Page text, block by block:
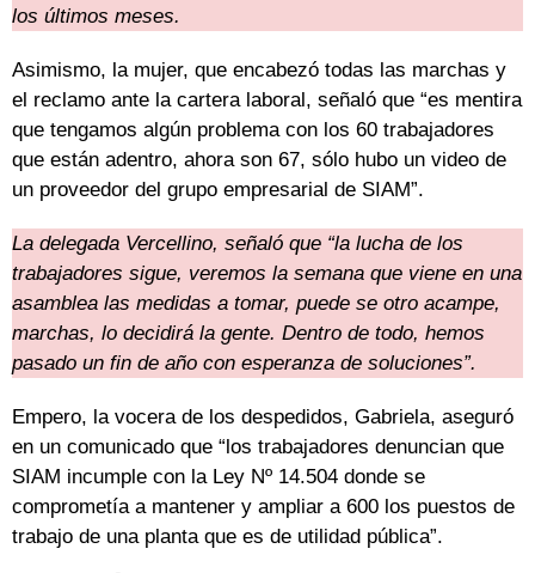
los últimos meses.
Asimismo, la mujer, que encabezó todas las marchas y
el reclamo ante la cartera laboral, señaló que “es mentira
que tengamos algún problema con los 60 trabajadores
que están adentro, ahora son 67, sólo hubo un video de
un proveedor del grupo empresarial de SIAM”.
La delegada Vercellino, señaló que “la lucha de los
trabajadores sigue, veremos la semana que viene en una
asamblea las medidas a tomar, puede se otro acampe,
marchas, lo decidirá la gente. Dentro de todo, hemos
pasado un fin de año con esperanza de soluciones”.
Empero, la vocera de los despedidos, Gabriela, aseguró
en un comunicado que “los trabajadores denuncian que
SIAM incumple con la Ley Nº 14.504 donde se
comprometía a mantener y ampliar a 600 los puestos de
trabajo de una planta que es de utilidad pública”.